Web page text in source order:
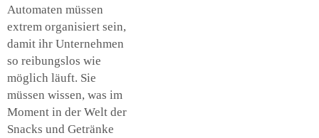
Automaten müssen
extrem organisiert sein,
damit ihr Unternehmen
so reibungslos wie
möglich läuft. Sie
müssen wissen, was im
Moment in der Welt der
Snacks und Getränke